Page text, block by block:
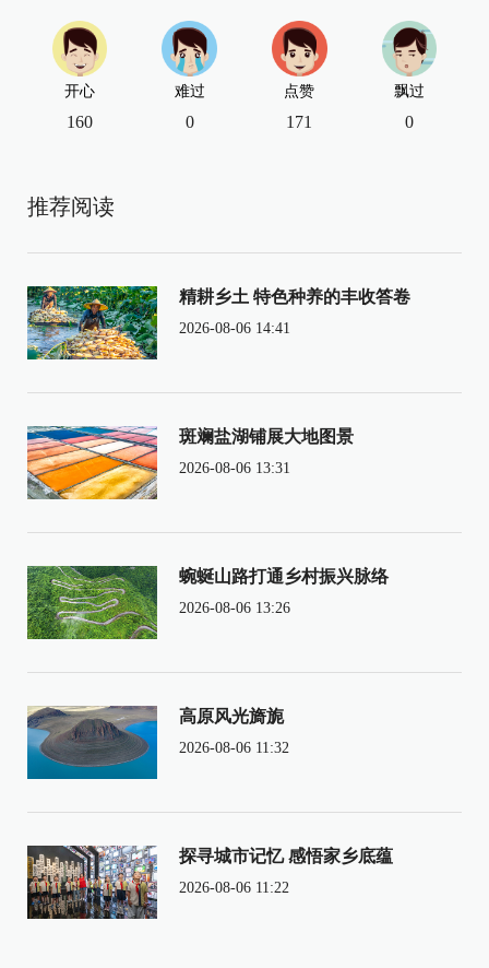
开心
160
难过
0
点赞
171
飘过
0
推荐阅读
精耕乡土 特色种养的丰收答卷
2026-08-06 14:41
斑斓盐湖铺展大地图景
2026-08-06 13:31
蜿蜒山路打通乡村振兴脉络
2026-08-06 13:26
高原风光旖旎
2026-08-06 11:32
探寻城市记忆 感悟家乡底蕴
2026-08-06 11:22